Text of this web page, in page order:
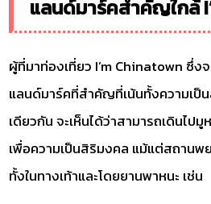
แลนด์มาร์คสำคัญใกล้
ผู้ที่มาท่องเที่ยว I’m Chinatown ซึ่ง
แลนด์มาร์คที่สำคัญที่เน้นทั้งความเป็
เดียวกัน จะเห็นได้ว่าสามารถเดินไ
เพื่อความเป็นสิริมงคล แม้แต่สถานพ
ทั้งในทางเท้าและโดยยานพาหนะ เช่น